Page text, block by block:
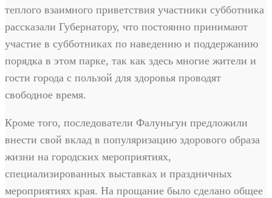
теплого взаимного приветствия участники субботника
рассказали Губернатору, что постоянно принимают
участие в субботниках по наведению и поддержанию
порядка в этом парке, так как здесь многие жители и
гости города с пользой для здоровья проводят
свободное время.
Кроме того, последователи Фалуньгун предложили
внести свой вклад в популяризацию здорового образа
жизни на городских мероприятиях,
специализированных выставках и праздничных
мероприятиях края. На прощание было сделано общее